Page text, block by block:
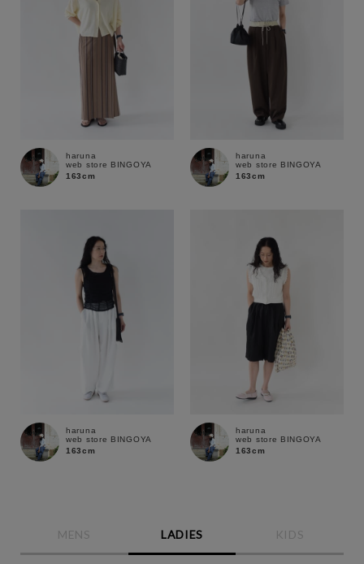
haruna
web store BINGOYA
163cm
haruna
web store BINGOYA
163cm
haruna
web store BINGOYA
163cm
haruna
web store BINGOYA
163cm
MENS LADIES KIDS